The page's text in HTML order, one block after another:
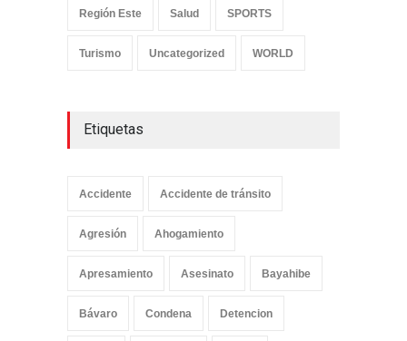
Región Este Salud SPORTS
Turismo Uncategorized WORLD
Etiquetas
Accidente Accidente de tránsito
Agresión Ahogamiento
Apresamiento Asesinato Bayahibe
Bávaro Condena Detencion